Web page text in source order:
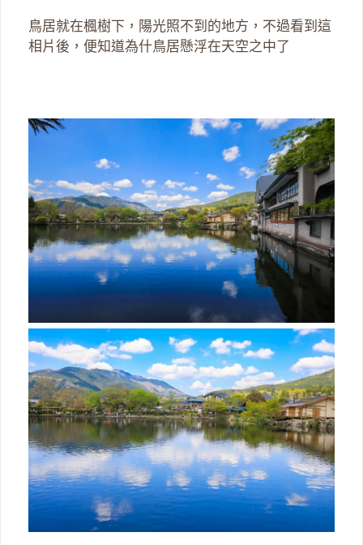
鳥居就在楓樹下，陽光照不到的地方，不過看到這
相片後，便知道為什鳥居懸浮在天空之中了